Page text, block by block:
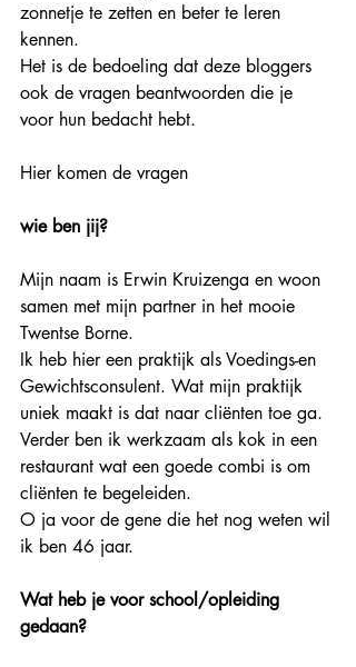
zonnetje te zetten en beter te leren
kennen.
Het is de bedoeling dat deze bloggers
ook de vragen beantwoorden die je
voor hun bedacht hebt.
Hier komen de vragen
wie ben jij?
Mijn naam is Erwin Kruizenga en woon
samen met mijn partner in het mooie
Twentse Borne.
Ik heb hier een praktijk als Voedings-en
Gewichtsconsulent. Wat mijn praktijk
uniek maakt is dat naar cliënten toe ga.
Verder ben ik werkzaam als kok in een
restaurant wat een goede combi is om
cliënten te begeleiden.
O ja voor de gene die het nog weten wil
ik ben 46 jaar.
Wat heb je voor school/opleiding
gedaan?